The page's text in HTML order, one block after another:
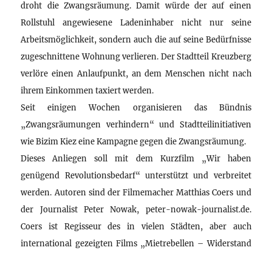
droht die Zwangsräumung. Damit würde der auf einen
Rollstuhl angewiesene Ladeninhaber nicht nur seine
Arbeitsmöglichkeit, sondern auch die auf seine Bedürfnisse
zugeschnittene Wohnung verlieren. Der Stadtteil Kreuzberg
verlöre einen Anlaufpunkt, an dem Menschen nicht nach
ihrem Einkommen taxiert werden.
Seit einigen Wochen organisieren das Bündnis
„Zwangsräumungen verhindern“ und Stadtteilinitiativen
wie Bizim Kiez eine Kampagne gegen die Zwangsräumung.
Dieses Anliegen soll mit dem Kurzfilm „Wir haben
genügend Revolutionsbedarf“ unterstützt und verbreitet
werden. Autoren sind der Filmemacher Matthias Coers und
der Journalist Peter Nowak, peter-nowak-journalist.de.
Coers ist Regisseur des in vielen Städten, aber auch
international gezeigten Films „Mietrebellen – Widerstand